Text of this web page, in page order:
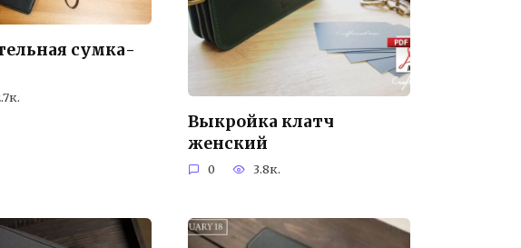
сумка-
Выкройка клатч
женский
0 3.8к.